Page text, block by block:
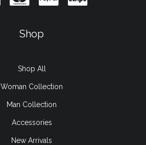
Shop
Shop All
Woman Collection
Man Collection
Accessories
New Arrivals